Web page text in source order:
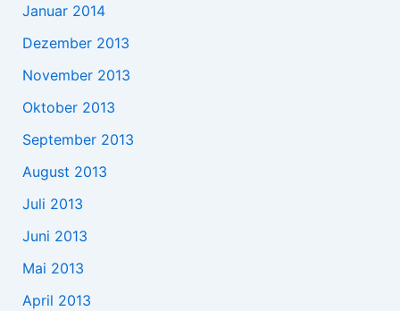
Januar 2014
Dezember 2013
November 2013
Oktober 2013
September 2013
August 2013
Juli 2013
Juni 2013
Mai 2013
April 2013